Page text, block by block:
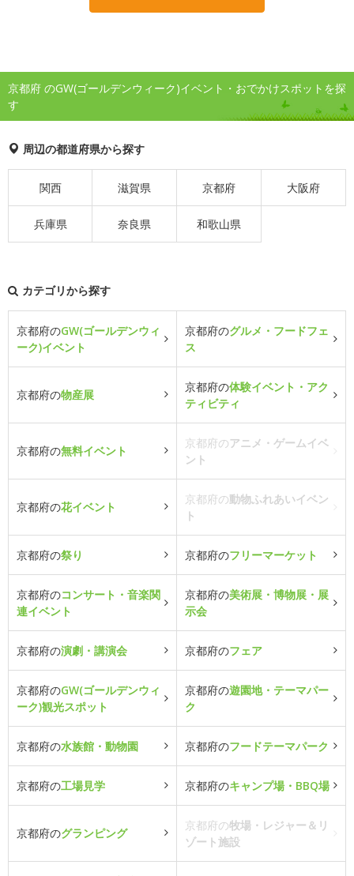
京都府 のGW(ゴールデンウィーク)イベント・おでかけスポットを探
す
周辺の都道府県から探す
関西 滋賀県 京都府 大阪府
兵庫県 奈良県 和歌山県
カテゴリから探す
京都府のGW(ゴールデンウィ
ーク)イベント
京都府のグルメ・フードフェ
ス
京都府の物産展
京都府の体験イベント・アク
ティビティ
京都府の無料イベント
京都府のアニメ・ゲームイベ
ント
京都府の花イベント
京都府の動物ふれあいイベン
ト
京都府の祭り 京都府のフリーマーケット
京都府のコンサート・音楽関
連イベント
京都府の美術展・博物展・展
示会
京都府の演劇・講演会 京都府のフェア
京都府のGW(ゴールデンウィ
ーク)観光スポット
京都府の遊園地・テーマパー
ク
京都府の水族館・動物園 京都府のフードテーマパーク
京都府の工場見学 京都府のキャンプ場・BBQ場
京都府のグランピング
京都府の牧場・レジャー＆リ
ゾート施設